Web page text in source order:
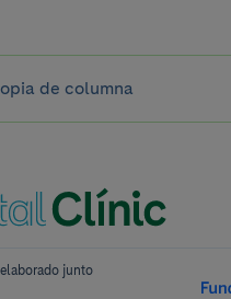
de columna
junto